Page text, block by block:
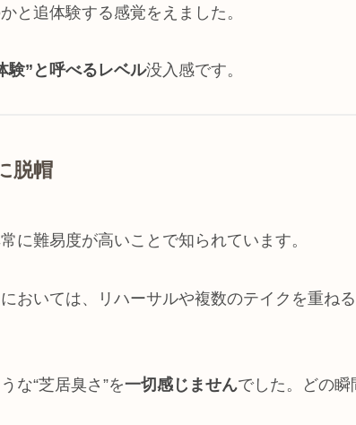
と追体験する感覚をえました。
験”と呼べるレベル没入感です。
脱帽
に難易度が高いことで知られています。
おいては、リハーサルや複数のテイクを重ね
な“芝居臭さ”を一切感じませんでした。どの瞬